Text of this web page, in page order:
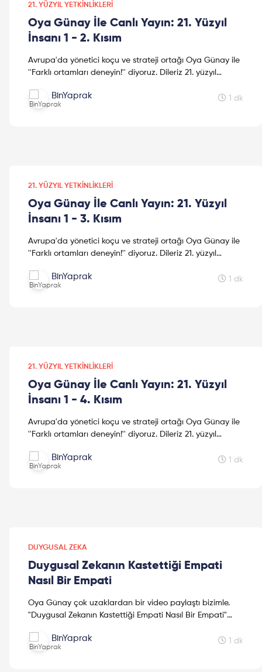
21. YÜZYIL YETKINLIKLERI
Oya Günay İle Canlı Yayın: 21. Yüzyıl
İnsanı 1 - 2. Kısım
Avrupa'da yönetici koçu ve strateji ortağı Oya Günay ile
''Farklı ortamları deneyin!'' diyoruz. Dileriz 21. yüzyıl
BinYaprak 1 dk
21. YÜZYIL YETKINLIKLERI
Oya Günay İle Canlı Yayın: 21. Yüzyıl
İnsanı 1 - 3. Kısım
Avrupa'da yönetici koçu ve strateji ortağı Oya Günay ile
''Farklı ortamları deneyin!'' diyoruz. Dileriz 21. yüzyıl
BinYaprak 1 dk
21. YÜZYIL YETKINLIKLERI
Oya Günay İle Canlı Yayın: 21. Yüzyıl
İnsanı 1 - 4. Kısım
Avrupa'da yönetici koçu ve strateji ortağı Oya Günay ile
''Farklı ortamları deneyin!'' diyoruz. Dileriz 21. yüzyıl
BinYaprak 1 dk
DUYGUSAL ZEKA
Duygusal Zekanın Kastettiği Empati
Nasıl Bir Empati
Oya Günay çok uzaklardan bir video paylaştı bizimle.
"Duygusal Zekanın Kastettiği Empati Nasıl Bir Empati"
BinYaprak 1 dk